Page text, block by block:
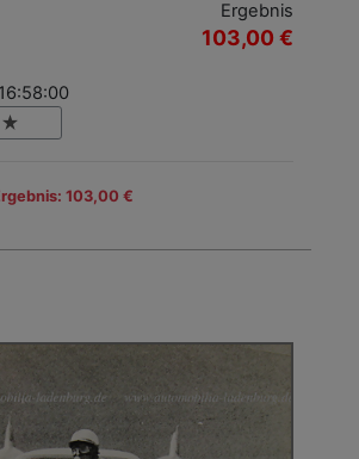
Ergebnis
103,00 €
103,00 €